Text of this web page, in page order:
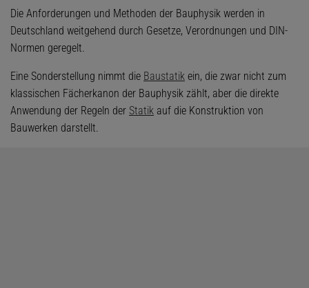
Die Anforderungen und Methoden der Bauphysik werden in
Deutschland weitgehend durch Gesetze, Verordnungen und DIN-
Normen geregelt.
Eine Sonderstellung nimmt die Baustatik ein, die zwar nicht zum
klassischen Fächerkanon der Bauphysik zählt, aber die direkte
Anwendung der Regeln der Statik auf die Konstruktion von
Bauwerken darstellt.